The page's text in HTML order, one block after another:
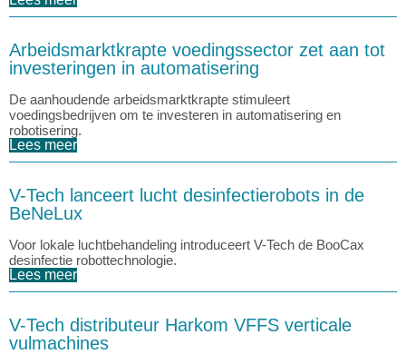
Arbeidsmarktkrapte voedingssector zet aan tot
investeringen in automatisering
De aanhoudende arbeidsmarktkrapte stimuleert
voedingsbedrijven om te investeren in automatisering en
robotisering.
Lees meer
V-Tech lanceert lucht desinfectierobots in de
BeNeLux
Voor lokale luchtbehandeling introduceert V-Tech de BooCax
desinfectie robottechnologie.
Lees meer
V-Tech distributeur Harkom VFFS verticale
vulmachines